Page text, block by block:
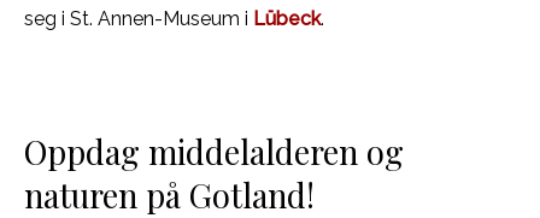
seg i St. Annen-Museum i Lübeck.
Oppdag middelalderen og
naturen på Gotland!